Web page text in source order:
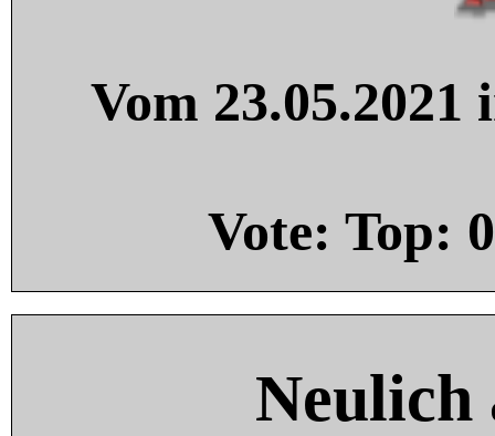
Vom
Vote: Top: 0
Neulich